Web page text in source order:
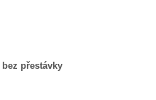
přestávky